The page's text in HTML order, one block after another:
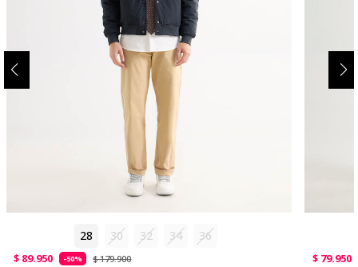
28 30 32 34 36
$ 89.950 -50%
$ 179.900
$ 79.950